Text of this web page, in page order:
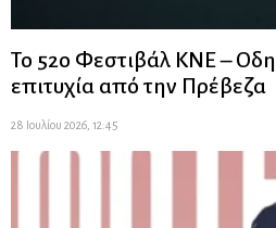
Το 52ο Φεστιβάλ ΚΝΕ –
επιτυχία από την Πρέβεζα
28 Ιουλίου 2026, 12:45